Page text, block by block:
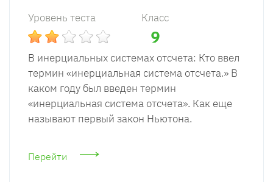
Уровень теста Класс
9
В инерциальных системах отсчета: Кто ввел
термин «инерциальная система отсчета.» В
каком году был введен термин
«инерциальная система отсчета». Как еще
называют первый закон Ньютона.
Перейти